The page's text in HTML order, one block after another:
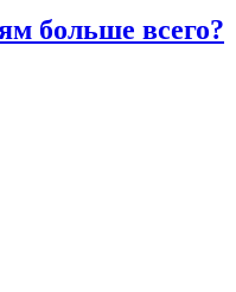
больше всего?